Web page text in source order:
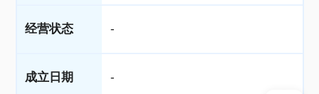
经营状态 -
成立日期 -